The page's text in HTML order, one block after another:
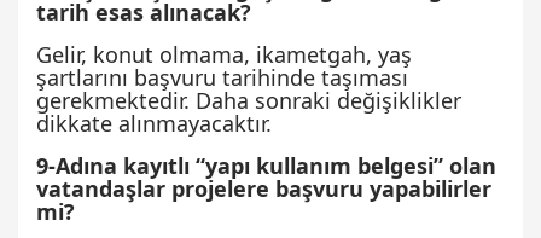
tarih esas alınacak?
Gelir, konut olmama, ikametgah, yaş
şartlarını başvuru tarihinde taşıması
gerekmektedir. Daha sonraki değişiklikler
dikkate alınmayacaktır.
9-Adına kayıtlı “yapı kullanım belgesi” olan
vatandaşlar projelere başvuru yapabilirler
mi?